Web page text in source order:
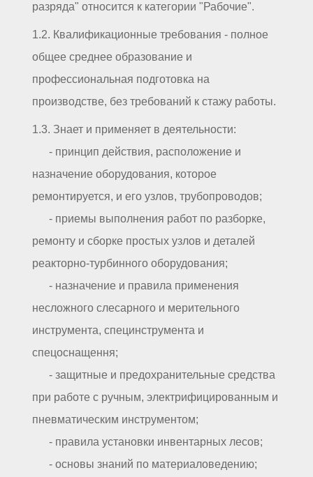
разряда" относится к категории "Рабочие".
1.2. Квалификационные требования - полное
общее среднее образование и
профессиональная подготовка на
производстве, без требований к стажу работы.
1.3. Знает и применяет в деятельности:
- принцип действия, расположение и
назначение оборудования, которое
ремонтируется, и его узлов, трубопроводов;
- приемы выполнения работ по разборке,
ремонту и сборке простых узлов и деталей
реакторно-турбинного оборудования;
- назначение и правила применения
несложного слесарного и мерительного
инструмента, специнструмента и
спецоснащення;
- защитные и предохранительные средства
при работе с ручным, электрифицированным и
пневматическим инструментом;
- правила установки инвентарных лесов;
- основы знаний по материаловедению;